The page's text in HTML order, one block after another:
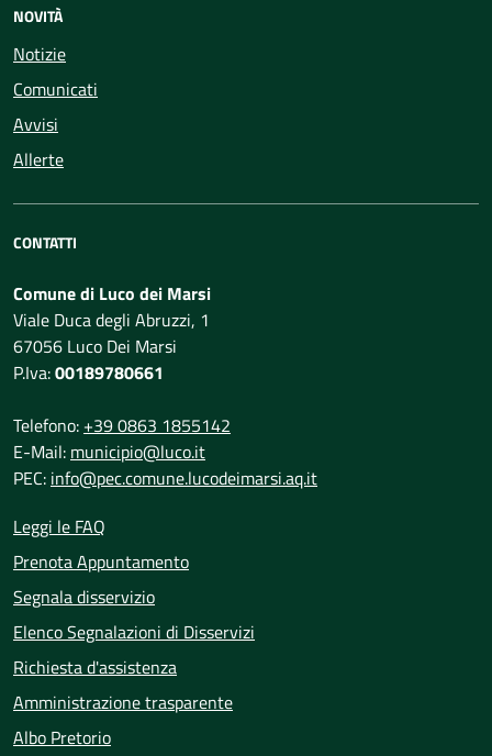
NOVITÀ
Notizie
Comunicati
Avvisi
Allerte
CONTATTI
Comune di Luco dei Marsi
Viale Duca degli Abruzzi, 1
67056 Luco Dei Marsi
P.Iva:00189780661
Telefono: +39 0863 1855142
E-Mail: municipio@luco.it
PEC: info@pec.comune.lucodeimarsi.aq.it
Leggi le FAQ
Prenota Appuntamento
Segnala disservizio
Elenco Segnalazioni di Disservizi
Richiesta d'assistenza
Amministrazione trasparente
Albo Pretorio